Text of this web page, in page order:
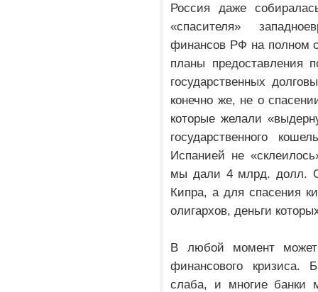
Россия даже
«спасителя»
финансов РФ на полном
планы предоставления
государственных
конечно же, не о
которые желали
государственного
Испанией не
мы дали 4 млрд. долл.
Кипра, а для спасения
олигархов, деньги
В любой момент может
финансового кризиса.
слаба, и многие банки